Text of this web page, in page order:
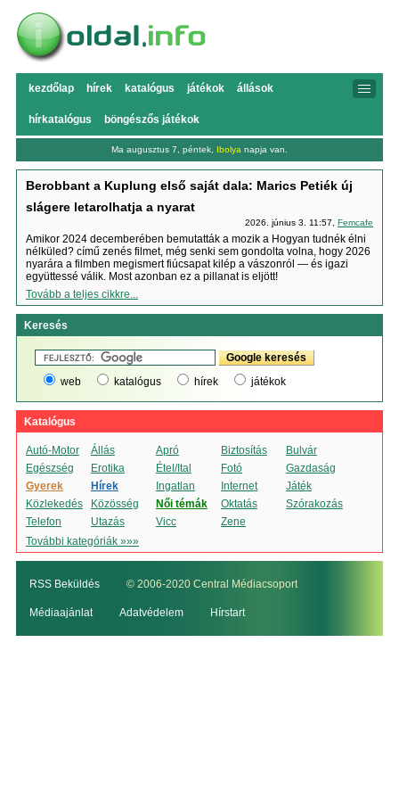
kezdőlap hírek katalógus játékok állások
hírkatalógus böngészős játékok
Ma augusztus 7, péntek, Ibolya napja van.
Berobbant a Kuplung első saját dala: Marics Petiék új
slágere letarolhatja a nyarat
2026. június 3. 11:57,Femcafe
Amikor 2024 decemberében bemutatták a mozik a Hogyan tudnék élni
nélküled? című zenés filmet, még senki sem gondolta volna, hogy 2026
nyarára a filmben megismert fiúcsapat kilép a vászonról — és igazi
együttessé válik. Most azonban ez a pillanat is eljött!
Tovább a teljes cikkre...
Keresés
web katalógus hírek játékok
Katalógus
Autó-Motor Állás Apró Biztosítás
Bulvár
Egészség
Erotika Étel/Ital Fotó
Gazdaság
Gyerek
Hírek Ingatlan Internet
Játék
Közlekedés
Közösség Női témák Oktatás
Szórakozás
Telefon
Utazás Vicc
Zene
További kategóriák »»»
RSS Beküldés © 2006-2020 Central Médiacsoport
Médiaajánlat Adatvédelem Hírstart